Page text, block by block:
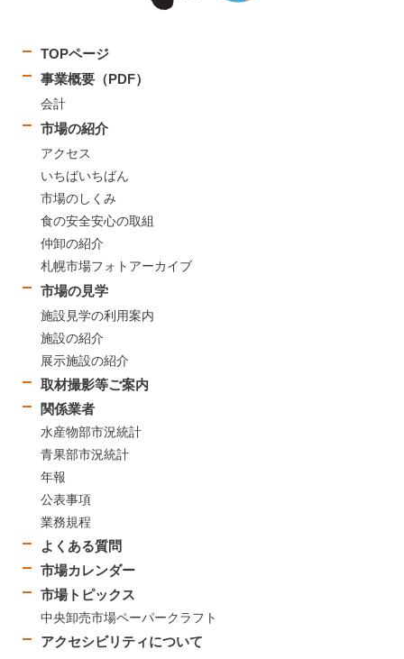
TOPページ
事業概要（PDF）
会計
市場の紹介
アクセス
いちばいちばん
市場のしくみ
食の安全安心の取組
仲卸の紹介
札幌市場フォトアーカイブ
市場の見学
施設見学の利用案内
施設の紹介
展示施設の紹介
取材撮影等ご案内
関係業者
水産物部市況統計
青果部市況統計
年報
公表事項
業務規程
よくある質問
市場カレンダー
市場トピックス
中央卸売市場ペーパークラフト
アクセシビリティについて